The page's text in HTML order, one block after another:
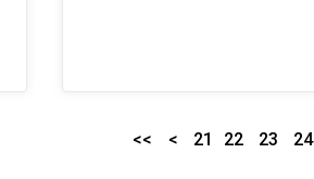
<< < 21 22 23 24